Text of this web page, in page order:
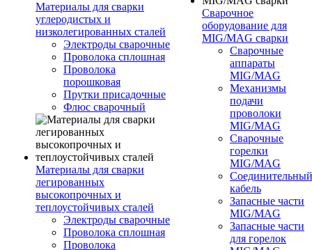
Материалы для сварки
углеродистых и
низколегированных сталей
Электроды сварочные
Проволока сплошная
Проволока
порошковая
Прутки присадочные
Флюс сварочный
Материалы для сварки
легированных
высокопрочных и
теплоустойчивых сталей
Электроды сварочные
Проволока сплошная
Проволока
Сварочное
оборудование для
MIG/MAG сварки
Сварочные
аппараты
MIG/MAG
Механизмы
подачи
проволоки
MIG/MAG
Сварочные
горелки
MIG/MAG
Соединительный
кабель
Запасные части
MIG/MAG
Запасные части
для горелок